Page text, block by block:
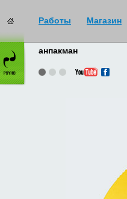
Работы Магазин
анпакман